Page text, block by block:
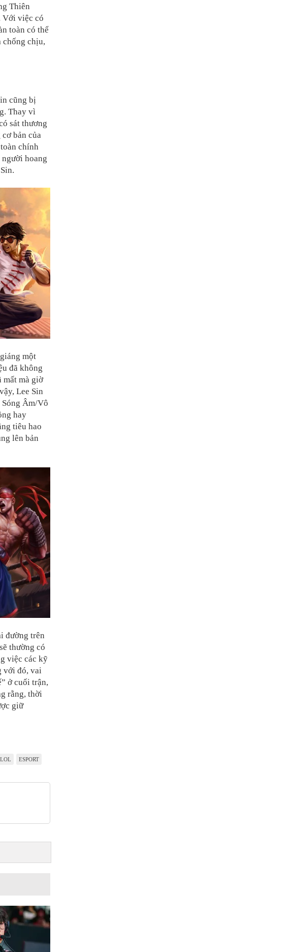
Thiên
Với việc có
toàn có thể
chống chịu,
cũng bị
Thay vì
sát thương
bản của
chính
hoang
một
đã không
mất mà giờ
Lee Sin
Âm/Vô
hay
tiêu hao
lên bản
đường trên
thường có
việc các kỹ
với đó, vai
ở cuối trận,
rằng, thời
giữ
LOL ESPORT